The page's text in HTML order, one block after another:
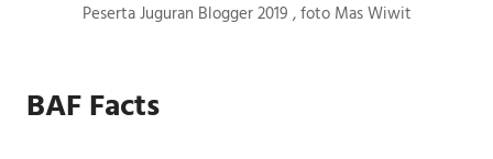
Peserta Juguran Blogger 2019 , foto Mas Wiwit
BAF Facts